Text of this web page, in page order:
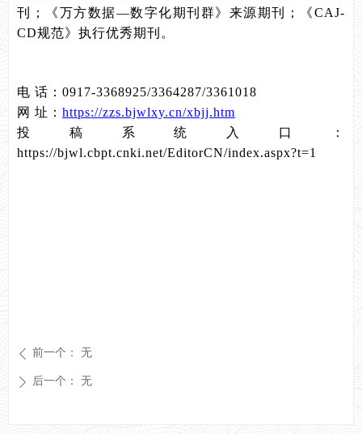
ꄴ 前一个： 无
ꄲ 后一个： 无
刊；《万方数据—数字化期刊群》来源期刊；《CAJ-
CD规范》执行优秀期刊。
电 话：0917-3368925/3364287/3361018
网 址： https://zzs.bjwlxy.cn/xbjj.htm
投稿系统入口：
https://bjwl.cbpt.cnki.net/EditorCN/index.aspx?t=1